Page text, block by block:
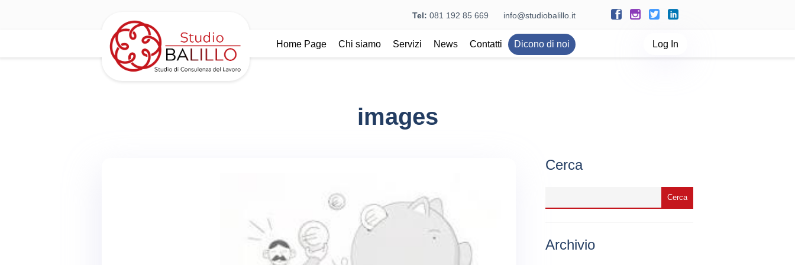
Tel: 081 192 85 669 info@studiobalillo.it
Home Page Chi siamo Servizi News Contatti Dicono di noi Log In
images
Cerca
Archivio